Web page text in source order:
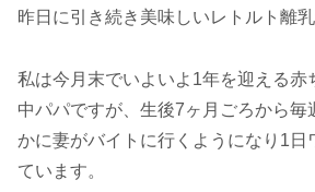
昨日に引き続き美味しいレトルト離
私は今月末でいよいよ1年を迎える赤
中パパですが、生後7ヶ月ごろから毎
かに妻がバイトに行くようになり1日
ています。